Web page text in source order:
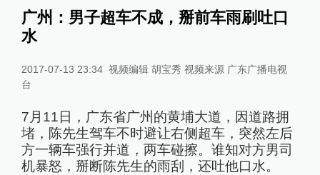
广州：男子超车不成，掰前车雨刷吐口
水
2017-07-13 23:34 视频编辑 胡宝秀 视频来源 广东广播电视
台
7月11日，广东省广州的黄埔大道，因道路拥
堵，陈先生驾车不时避让右侧超车，突然左后
方一辆车强行并道，两车碰擦。谁知对方男司
机暴怒，掰断陈先生的雨刮，还吐他口水。